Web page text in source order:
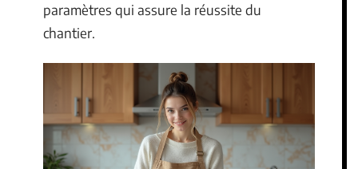
paramètres qui assure la réussite du
chantier.